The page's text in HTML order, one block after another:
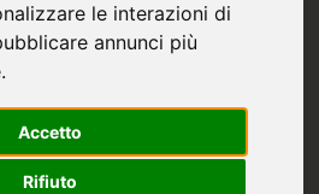
le interazioni di
annunci più
.
Accetto
Rifiuto